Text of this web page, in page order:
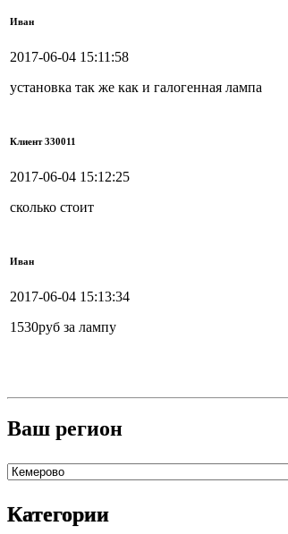
Иван
2017-06-04 15:11:58
установка так же как и галогенная лампа
Клиент 330011
2017-06-04 15:12:25
сколько стоит
Иван
2017-06-04 15:13:34
1530руб за лампу
Ваш регион
Категории